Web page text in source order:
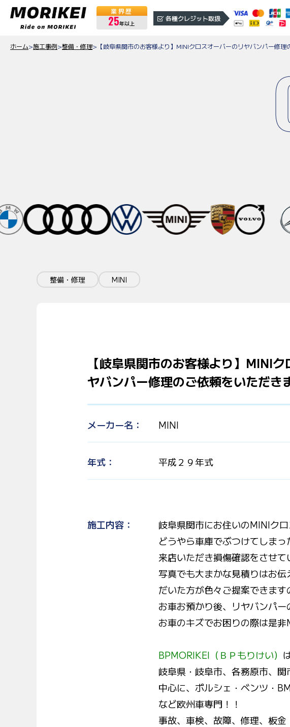
業界歴
25年以上
各種クレジット取扱
ホーム>施工事例>整備・修理> 【岐阜県関市のお客様より】MINIクロスオーバーのリヤバンパー修理
整備・修理 MINI
【岐阜県関市のお客様より】MINI
ヤバンパー修理のご依頼をいただき
メーカー名 MINI
年式 平成２９年式
施工内容
岐阜県関市にお住いのMINIク
どうやら車庫でぶつけてしまっ
来店いただき損傷確認をさせて
写真でも大まかな見積りはお
だいた方が色々ご提案できます
お車お預かり後、リヤバンパー
お車のキズでお困りの際は是非
BPMORIKEI （ＢＰもりけい）
岐阜県・岐阜市、各務原市、
中心に、ポルシェ・ベンツ・
など欧州車専門！！
事故、車検、故障、修理、板